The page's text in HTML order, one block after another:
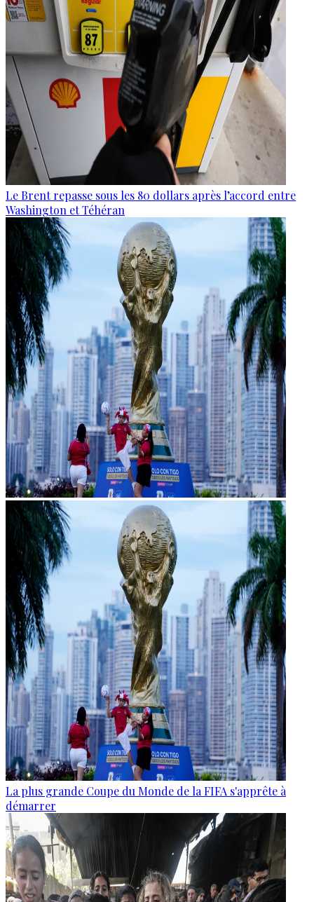
Le Brent repasse sous les 80 dollars après l’accord entre
Washington et Téhéran
La plus grande Coupe du Monde de la FIFA s'apprête à
démarrer